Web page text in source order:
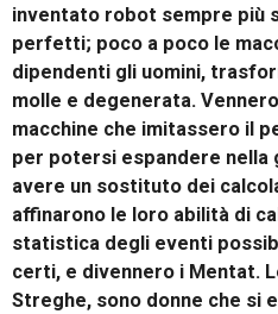
inventato robot sempre più
perfetti; poco a poco le
dipendenti gli uomini,
molle e degenerata.
macchine che imitassero il
per potersi espandere nella
avere un sostituto dei
affinarono le loro abilità di
statistica degli eventi
certi, e divennero i Mentat.
Streghe, sono donne che si